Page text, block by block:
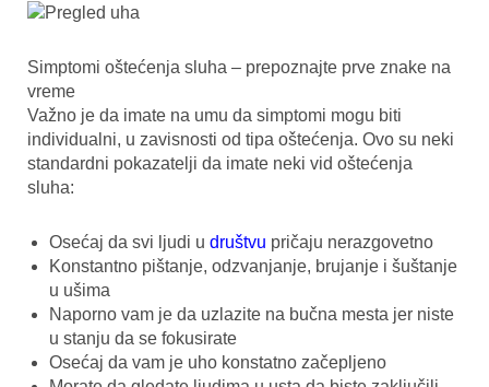
Simptomi oštećenja sluha – prepoznajte prve znake na
vreme
Važno je da imate na umu da simptomi mogu biti
individualni, u zavisnosti od tipa oštećenja. Ovo su neki
standardni pokazatelji da imate neki vid oštećenja
sluha:
Osećaj da svi ljudi u društvu pričaju nerazgovetno
Konstantno pištanje, odzvanjanje, brujanje i šuštanje
u ušima
Naporno vam je da uzlazite na bučna mesta jer niste
u stanju da se fokusirate
Osećaj da vam je uho konstatno začepljeno